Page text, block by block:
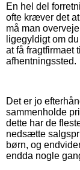
En hel del
ofte kræver det
må man
ligegyldigt om
at få fragtfirmaet
afhentningssted.
Det er jo
sammenholde
dette har de
nedsætte
børn, og
endda nogle